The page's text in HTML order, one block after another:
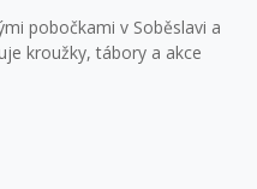
pobočkami v Soběslavi a
kroužky, tábory a akce